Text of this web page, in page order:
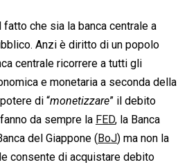
fatto che sia la banca centrale a
Anzi è diritto di un popolo
centrale ricorrere a tutti gli
e monetaria a seconda della
di “monetizzare” il debito
da sempre la FED, la Banca
del Giappone ( BoJ) ma non la
consente di acquistare debito